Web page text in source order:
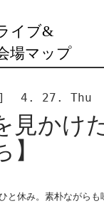
イブ&
場マップ
4. 27. Thu
見か
と休み。素朴ながら